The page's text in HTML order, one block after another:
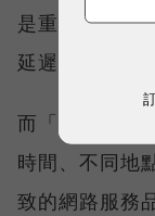
是重要的線上
延遲且持續運作
而「品質一致
時間、不同地
致的網路服務